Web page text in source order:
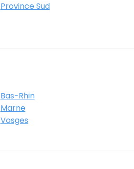
Province Sud
Bas-Rhin
Marne
Vosges